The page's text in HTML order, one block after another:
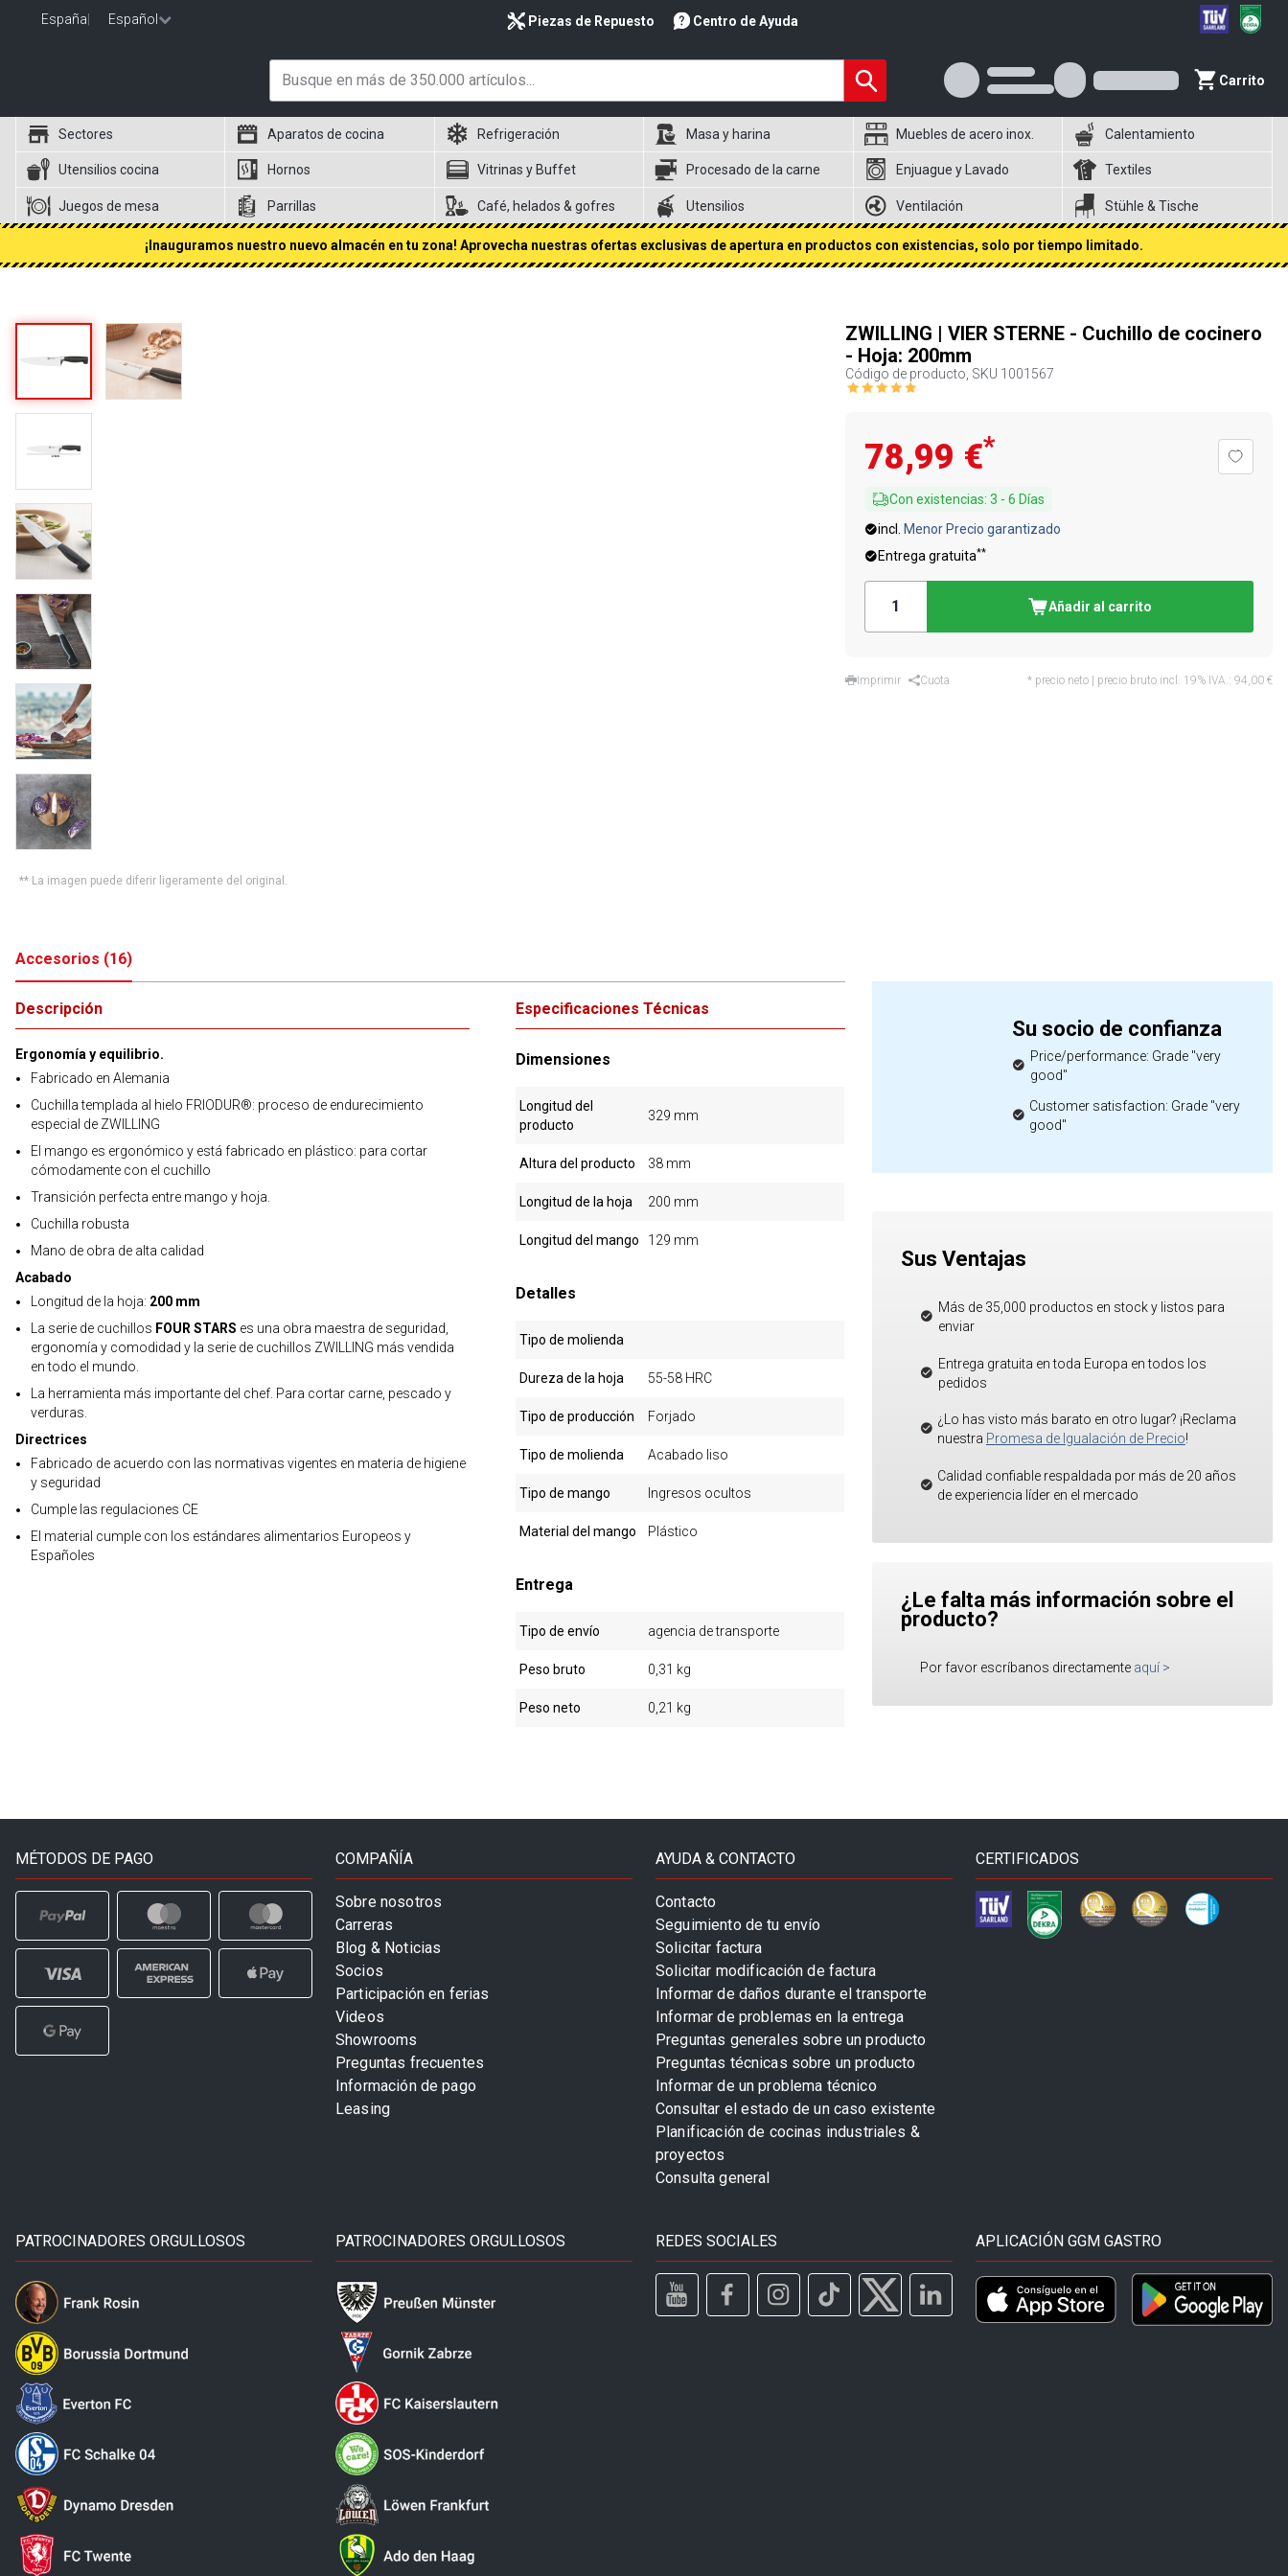
España Español Piezas de Repuesto Centro de Ayuda
Carrito
Sectores Aparatos de cocina Refrigeración Masa y harina Muebles de acero inox. Calentamiento
Utensilios cocina Hornos Vitrinas y Buffet Procesado de la carne Enjuague y Lavado Textiles
Juegos de mesa Parrillas Café, helados & gofres Utensilios Ventilación Stühle & Tische
¡Inauguramos nuestro nuevo almacén en tu zona! Aprovecha nuestras ofertas exclusivas de apertura en productos con existencias, solo por tiempo limitado.
** La imagen puede diferir ligeramente del original.
ZWILLING | VIER STERNE - Cuchillo de cocinero
- Hoja: 200mm
Código de producto, SKU 1001567
78,99 €*
Con existencias: 3 - 6 Días
incl.
Menor Precio garantizado
Entrega gratuita**
Añadir al carrito
Imprimir Cuota * precio neto | precio bruto incl. 19% IVA.: 94,00 €
Accesorios (16)
Descripción
Ergonomía y equilibrio.
Fabricado en Alemania
Cuchilla templada al hielo FRIODUR®: proceso de endurecimiento
especial de ZWILLING
El mango es ergonómico y está fabricado en plástico: para cortar
cómodamente con el cuchillo
Transición perfecta entre mango y hoja.
Cuchilla robusta
Mano de obra de alta calidad
Acabado
Longitud de la hoja: 200 mm
La serie de cuchillos FOUR STARS es una obra maestra de seguridad,
ergonomía y comodidad y la serie de cuchillos ZWILLING más vendida
en todo el mundo.
La herramienta más importante del chef. Para cortar carne, pescado y
verduras.
Directrices
Fabricado de acuerdo con las normativas vigentes en materia de higiene
y seguridad
Cumple las regulaciones CE
El material cumple con los estándares alimentarios Europeos y
Españoles
Especificaciones Técnicas
Dimensiones
Longitud del
producto
329 mm
Altura del producto 38 mm
Longitud de la hoja 200 mm
Longitud del mango 129 mm
Detalles
Tipo de molienda
Dureza de la hoja 55-58 HRC
Tipo de producción Forjado
Tipo de molienda Acabado liso
Tipo de mango Ingresos ocultos
Material del mango Plástico
Entrega
Tipo de envío agencia de transporte
Peso bruto 0,31 kg
Peso neto 0,21 kg
Su socio de confianza
Price/performance: Grade "very
good"
Customer satisfaction: Grade "very
good"
Sus Ventajas
Más de 35,000 productos en stock y listos para
enviar
Entrega gratuita en toda Europa en todos los
pedidos
¿Lo has visto más barato en otro lugar? ¡Reclama
nuestra Promesa de Igualación de Precio!
Calidad confiable respaldada por más de 20 años
de experiencia líder en el mercado
¿Le falta más información sobre el
producto?
Por favor escríbanos directamente aquí >
MÉTODOS DE PAGO COMPAÑÍA
Sobre nosotros
Carreras
Blog & Noticias
Socios
Participación en ferias
Videos
Showrooms
Preguntas frecuentes
Información de pago
Leasing
AYUDA & CONTACTO
Contacto
Seguimiento de tu envío
Solicitar factura
Solicitar modificación de factura
Informar de daños durante el transporte
Informar de problemas en la entrega
Preguntas generales sobre un producto
Preguntas técnicas sobre un producto
Informar de un problema técnico
Consultar el estado de un caso existente
Planificación de cocinas industriales &
proyectos
Consulta general
CERTIFICADOS
PATROCINADORES ORGULLOSOS PATROCINADORES ORGULLOSOS REDES SOCIALES APLICACIÓN GGM GASTRO